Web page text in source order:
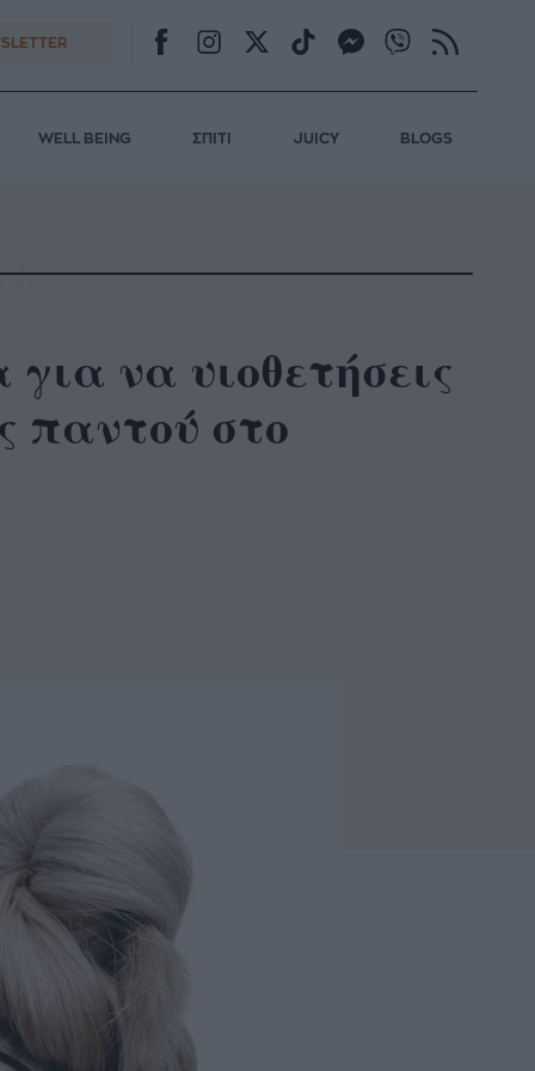
WELL BEING ΣΠΙΤΙ JUICY BLOGS
να υιοθετήσεις
παντού στο